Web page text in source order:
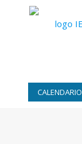
CALENDARIO